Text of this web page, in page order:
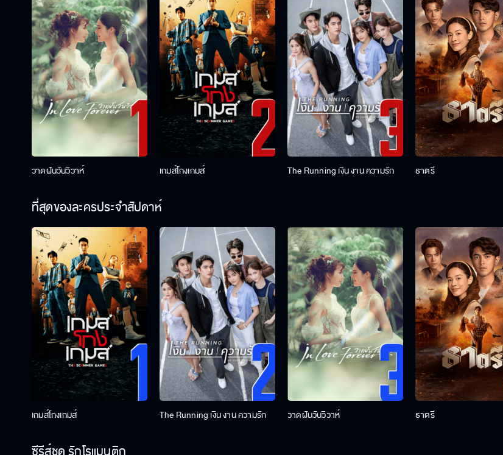
วาดฝันวันวิวาห์ เกมส์โกงเกมส์ The Running เงิน งาน ความรัก ธาตรี
ที่สุดของละครประจำสัปดาห์
เกมส์โกงเกมส์ The Running เงิน งาน ความรัก วาดฝันวันวิวาห์ ธาตรี